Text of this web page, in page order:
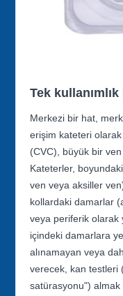
Tek
Merkezi bir hat,
erişim kateteri
(CVC), büyük bir
Kateterler,
ven veya aksiller
kollardaki damarlar
veya periferik olarak
içindeki damarlara
alınamayan veya
verecek, kan testleri
satürasyonu") almak